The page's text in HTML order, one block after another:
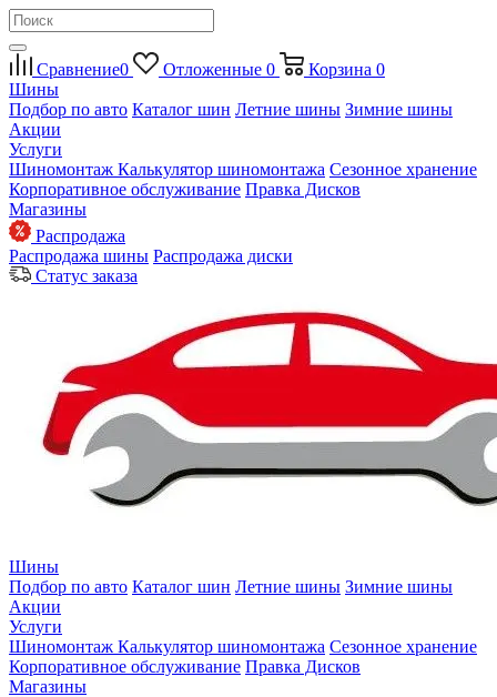
Сравнение0 Отложенные 0 Корзина 0
Шины
Подбор по авто Каталог шин Летние шины Зимние шины
Акции
Услуги
Шиномонтаж Калькулятор шиномонтажа Сезонное хранение
Корпоративное обслуживание Правка Дисков
Магазины
Распродажа
Распродажа шины Распродажа диски
Статус заказа
Шины
Подбор по авто Каталог шин Летние шины Зимние шины
Акции
Услуги
Шиномонтаж Калькулятор шиномонтажа Сезонное хранение
Корпоративное обслуживание Правка Дисков
Магазины